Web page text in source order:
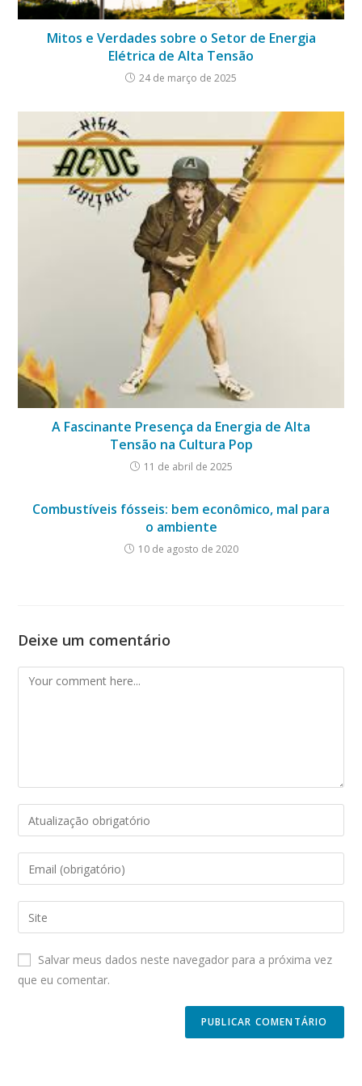
Mitos e Verdades sobre o Setor de Energia
Elétrica de Alta Tensão
24 de março de 2025
A Fascinante Presença da Energia de Alta
Tensão na Cultura Pop
11 de abril de 2025
Combustíveis fósseis: bem econômico, mal para
o ambiente
10 de agosto de 2020
Deixe um comentário
Comment
Enter
your
name
comment
Enter
your
email
address
comment
Enter
your
website
URL
(optional)
Salvar meus dados neste navegador para a próxima vez
que eu comentar.